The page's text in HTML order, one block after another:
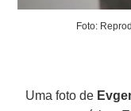
Foto:
Uma foto de